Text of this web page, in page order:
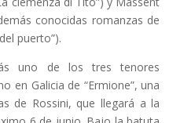
conocidas romanzas de
puerto”).
uno de los tres tenores
en Galicia de “Ermione”, una
de Rossini, que llegará a la